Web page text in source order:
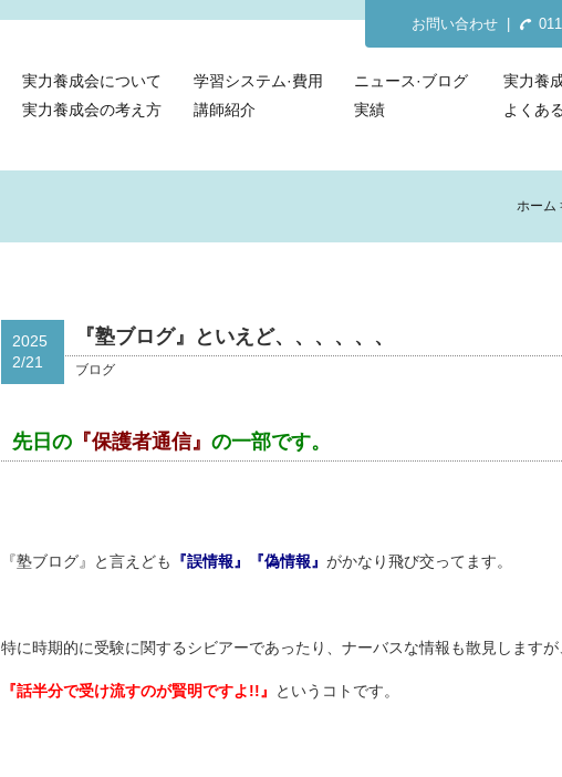
お問い合わせ
実力養成会について 学習システム·費用 ニュース·ブログ
実力養
実力養成会の考え方
講師紹介 実績 よくあ
ホーム
2025
2/21
『塾ブログ』といえど、、、、、、
ブログ
先日の 『保護者通信』 の一部です。
『塾ブログ』と言えども 『誤情報』『偽情報』 がかなり飛び交ってます。
特に時期的に受験に関するシビアーであったり、ナーバスな情報も散見しますが
『話半分で受け流すのが賢明ですよ!!』 というコトです。